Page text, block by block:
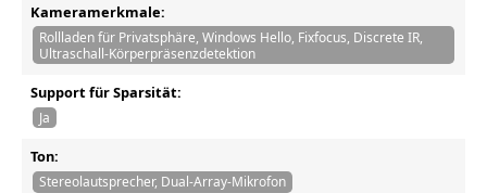
Kameramerkmale:
Rollladen für Privatsphäre, Windows Hello, Fixfocus, Discrete IR,
Ultraschall-Körperpräsenzdetektion
Support für Sparsität:
Ja
Ton:
Stereolautsprecher, Dual-Array-Mikrofon